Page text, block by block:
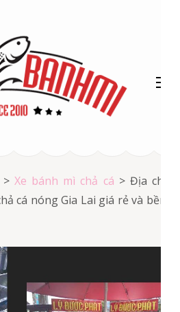
> Xe bánh mì chả cá > Địa chỉ
cá nóng Gia Lai giá rẻ và bền